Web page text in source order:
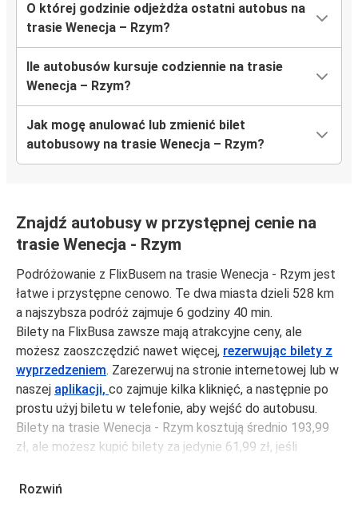
O której godzinie odjeżdża ostatni autobus na
trasie Wenecja – Rzym?
Ile autobusów kursuje codziennie na trasie
Wenecja – Rzym?
Jak mogę anulować lub zmienić bilet
autobusowy na trasie Wenecja – Rzym?
Znajdź autobusy w przystępnej cenie na
trasie Wenecja - Rzym
Podróżowanie z FlixBusem na trasie Wenecja - Rzym jest
łatwe i przystępne cenowo. Te dwa miasta dzieli 528 km
a najszybsza podróż zajmuje 6 godziny 40 min.
Bilety na FlixBusa zawsze mają atrakcyjne ceny, ale
możesz zaoszczędzić nawet więcej, rezerwując bilety z
wyprzedzeniem. Zarezerwuj na stronie internetowej lub w
naszej aplikacji, co zajmuje kilka kliknięć, a następnie po
prostu użyj biletu w telefonie, aby wejść do autobusu.
Bilety na trasie Wenecja - Rzym kosztują średnio 193,99
zł, ale możesz kupić bilety za jedynie 61,99 zł, jeśli
unikając weekendów i świąt. Aby podróżować szybko,
Rozwiń